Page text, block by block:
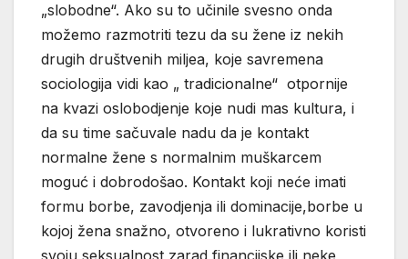
„slobodne“. Ako su to učinile svesno onda
možemo razmotriti tezu da su žene iz nekih
drugih društvenih miljea, koje savremena
sociologija vidi kao „ tradicionalne“ otpornije
na kvazi oslobodjenje koje nudi mas kultura, i
da su time sačuvale nadu da je kontakt
normalne žene s normalnim muškarcem
moguć i dobrodošao. Kontakt koji neće imati
formu borbe, zavodjenja ili dominacije,borbe u
kojoj žena snažno, otvoreno i lukrativno koristi